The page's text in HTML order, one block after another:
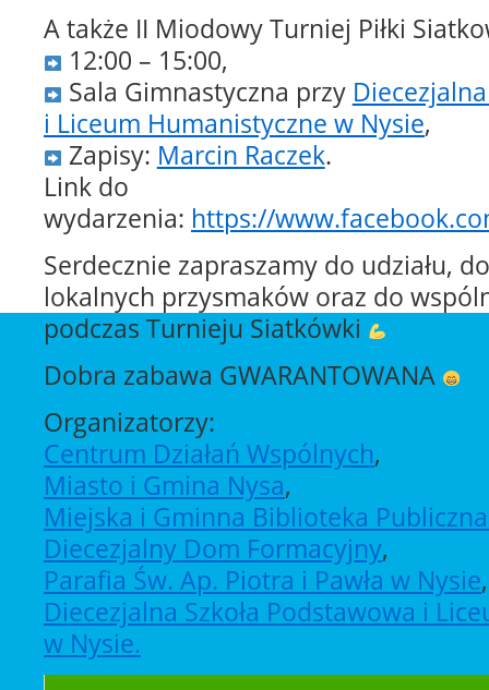
A także II Miodowy Turniej Piłki
12:00 – 15:00,
Sala Gimnastyczna przy
i Liceum Humanistyczne w Nysie,
Zapisy: Marcin Raczek.
Link do
wydarzenia: https://
Serdecznie zapraszamy do udziału,
lokalnych przysmaków oraz do
podczas Turnieju Siatkówki
Dobra zabawa GWARANTOWANA
Organizatorzy:
Centrum Działań Wspólnych,
Miasto i Gmina Nysa,
Miejska i Gminna Biblioteka
Diecezjalny Dom Formacyjny,
Parafia Św. Ap. Piotra i Pawła w Nysie,
Diecezjalna Szkoła Podstawowa i
w Nysie.